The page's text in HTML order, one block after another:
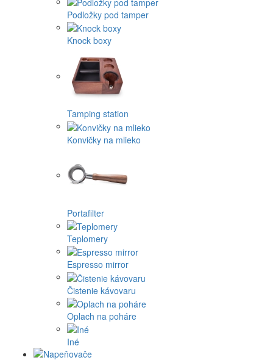
Podložky pod tamper
Knock boxy
Tamping station
Konvičky na mlieko
Portafilter
Teplomery
Espresso mirror
Čistenie kávovaru
Oplach na poháre
Iné